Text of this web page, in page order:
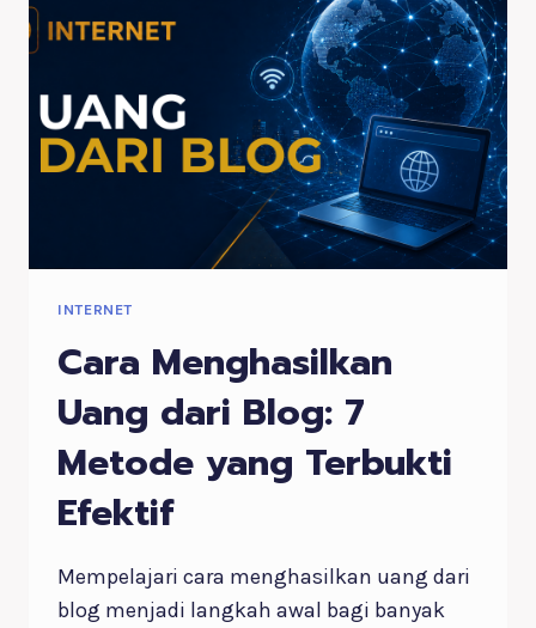
POPULER
DI
INDONESIA
INTERNET
Cara Menghasilkan
Uang dari Blog: 7
Metode yang Terbukti
Efektif
Mempelajari cara menghasilkan uang dari
blog menjadi langkah awal bagi banyak